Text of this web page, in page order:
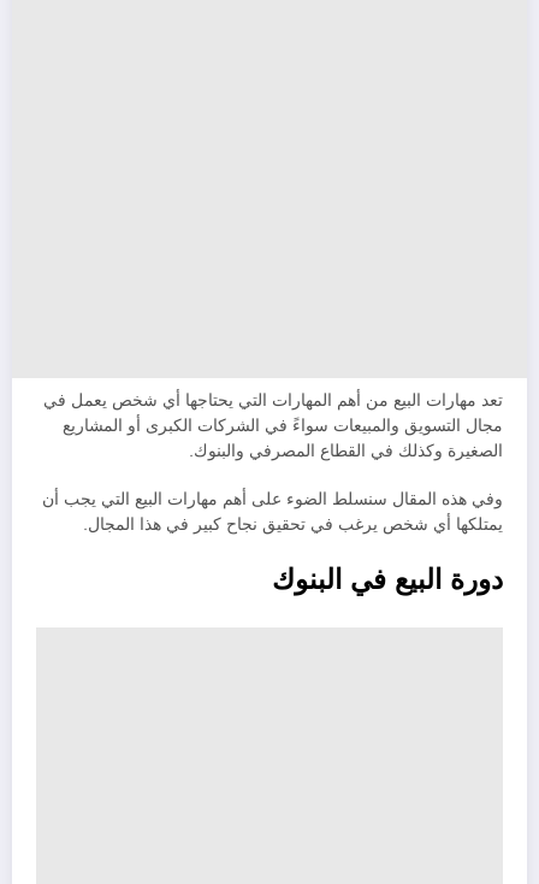
تعد مهارات البيع من أهم المهارات التي يحتاجها أي شخص يعمل في
مجال التسويق والمبيعات سواءً في الشركات الكبرى أو المشاريع
الصغيرة وكذلك في القطاع المصرفي والبنوك.
وفي هذه المقال سنسلط الضوء على أهم مهارات البيع التي يجب أن
يمتلكها أي شخص يرغب في تحقيق نجاح كبير في هذا المجال.
دورة البيع في البنوك